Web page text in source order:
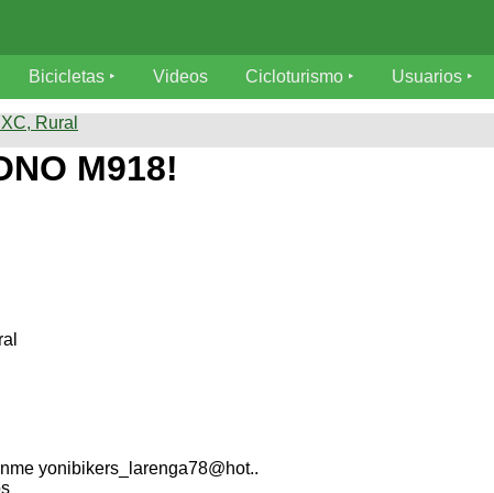
Bicicletas Videos Cicloturismo Usuarios
Rural
M918!
yonibikers_larenga78@hot..